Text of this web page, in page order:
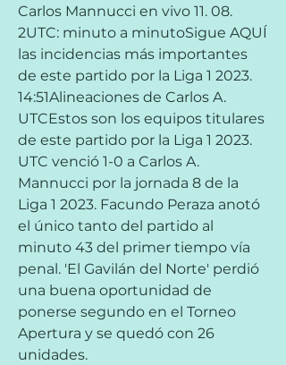
Carlos Mannucci en vivo 11. 08.
2UTC: minuto a minutoSigue AQUÍ
las incidencias más importantes
de este partido por la Liga 1 2023.
14:51Alineaciones de Carlos A.
UTCEstos son los equipos titulares
de este partido por la Liga 1 2023.
UTC venció 1-0 a Carlos A.
Mannucci por la jornada 8 de la
Liga 1 2023. Facundo Peraza anotó
el único tanto del partido al
minuto 43 del primer tiempo vía
penal. 'El Gavilán del Norte' perdió
una buena oportunidad de
ponerse segundo en el Torneo
Apertura y se quedó con 26
unidades.